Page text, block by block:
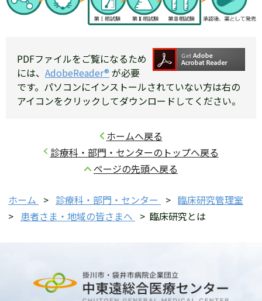
PDFファイルをご覧になるため
には、 AdobeReader® が必要
です。パソコンにインストールされていない方は右の
アイコンをクリックしてダウンロードしてください。
診療科・部門・センターのトップへ戻る
ホームへ戻る
ページの先頭へ戻る
ホーム > 診療科・部門・センター > 臨床研究管理室
> 患者さま・地域の皆さまへ > 臨床研究とは